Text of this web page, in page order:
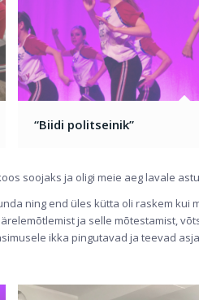
“Biidi politseinik”
soojaks ja oligi meie aeg lavale
ning end üles kütta oli raskem kui
ja selle mõtestamist,
ikka pingutavad ja teevad